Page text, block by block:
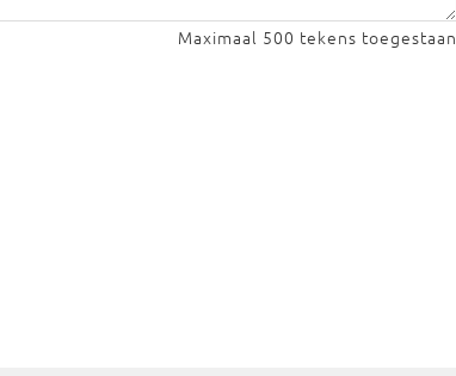
Maximaal 500 tekens toegestaan